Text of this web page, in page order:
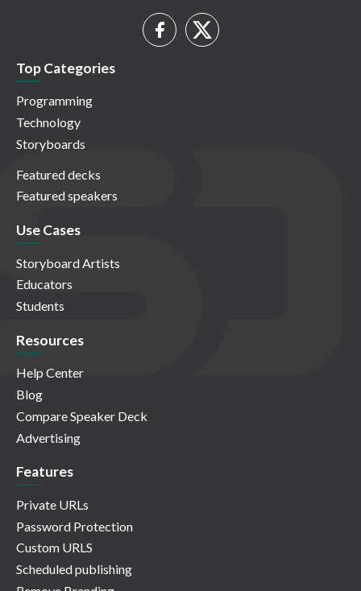
Top Categories
Programming
Technology
Storyboards
Featured decks
Featured speakers
Use Cases
Storyboard Artists
Educators
Students
Resources
Help Center
Blog
Compare Speaker Deck
Advertising
Features
Private URLs
Password Protection
Custom URLS
Scheduled publishing